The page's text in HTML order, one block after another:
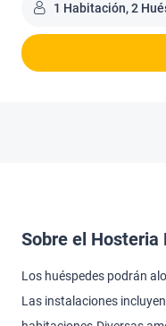
1 Habitación, 2
Sobre el Hosteria
Los huéspedes podrán
Las instalaciones